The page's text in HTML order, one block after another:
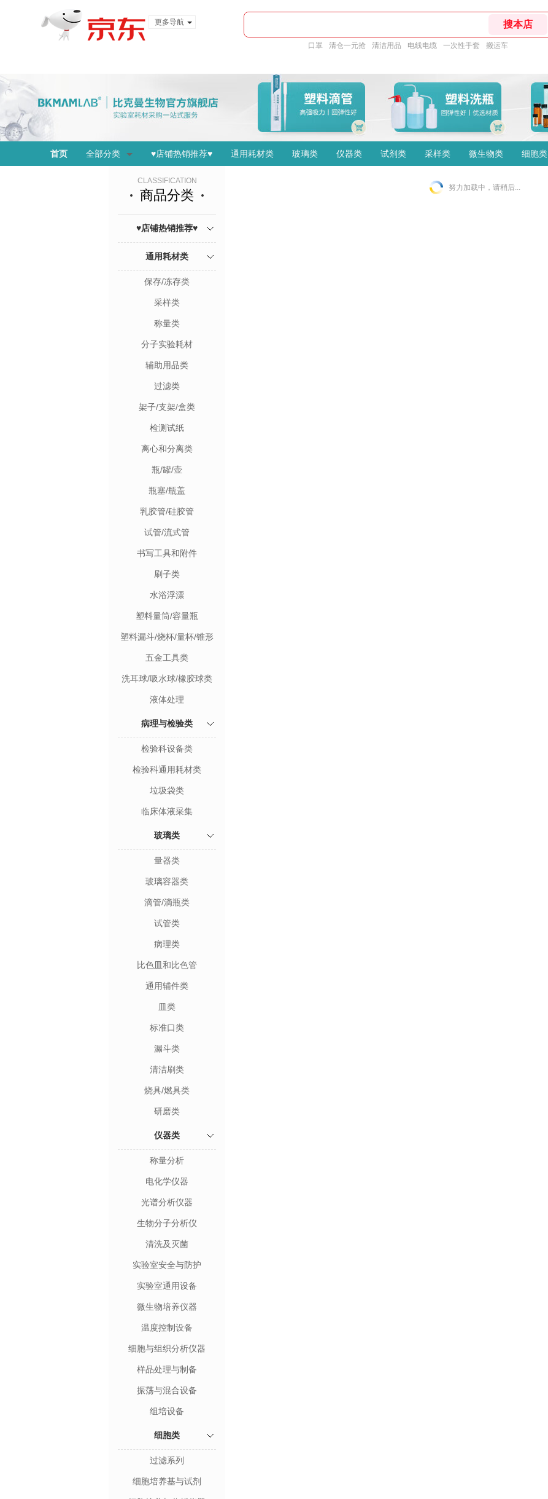
更多导航
口罩 清仓一元抢 清洁用品 电线电缆 一次性手套 搬运车
首页 全部分类 ♥店铺热销推荐♥ 通用耗材类 玻璃类 仪器类 试剂类 采样类 微生物类 细胞类
CLASSIFICATION
商品分类
♥店铺热销推荐♥
通用耗材类
保存/冻存类
采样类
称量类
分子实验耗材
辅助用品类
过滤类
架子/支架/盒类
检测试纸
离心和分离类
瓶/罐/壶
瓶塞/瓶盖
乳胶管/硅胶管
试管/流式管
书写工具和附件
刷子类
水浴浮漂
塑料量筒/容量瓶
塑料漏斗/烧杯/量杯/锥形
五金工具类
洗耳球/吸水球/橡胶球类
液体处理
病理与检验类
检验科设备类
检验科通用耗材类
垃圾袋类
临床体液采集
玻璃类
量器类
玻璃容器类
滴管/滴瓶类
试管类
病理类
比色皿和比色管
通用辅件类
皿类
标准口类
漏斗类
清洁刷类
烧具/燃具类
研磨类
仪器类
称量分析
电化学仪器
光谱分析仪器
生物分子分析仪
清洗及灭菌
实验室安全与防护
实验室通用设备
微生物培养仪器
温度控制设备
细胞与组织分析仪器
样品处理与制备
振荡与混合设备
组培设备
细胞类
过滤系列
细胞培养基与试剂
努力加载中，请稍后...